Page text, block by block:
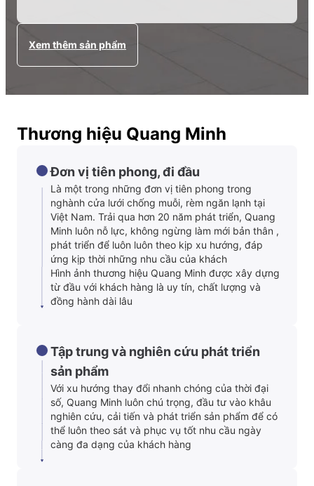
Xem thêm sản phẩm
Thương hiệu Quang Minh
Đơn vị tiên phong, đi đầu
Là một trong những đơn vị tiên phong trong
nghành cửa lưới chống muỗi, rèm ngăn lạnh tại
Việt Nam. Trải qua hơn 20 năm phát triển, Quang
Minh luôn nỗ lực, không ngừng làm mới bản thân ,
phát triển để luôn luôn theo kịp xu hướng, đáp
ứng kịp thời những nhu cầu của khách
Hình ảnh thương hiệu Quang Minh được xây dựng
từ đầu với khách hàng là uy tín, chất lượng và
đồng hành dài lâu
Tập trung và nghiên cứu phát triển
sản phẩm
Với xu hướng thay đổi nhanh chóng của thời đại
số, Quang Minh luôn chú trọng, đầu tư vào khâu
nghiên cứu, cải tiến và phát triển sản phẩm để có
thể luôn theo sát và phục vụ tốt nhu cầu ngày
càng đa dạng của khách hàng